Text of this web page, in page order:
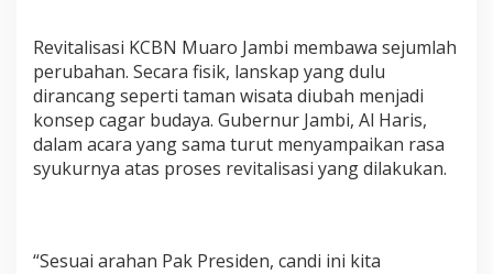
Revitalisasi KCBN Muaro Jambi membawa sejumlah
perubahan. Secara fisik, lanskap yang dulu
dirancang seperti taman wisata diubah menjadi
konsep cagar budaya. Gubernur Jambi, Al Haris,
dalam acara yang sama turut menyampaikan rasa
syukurnya atas proses revitalisasi yang dilakukan.
“Sesuai arahan Pak Presiden, candi ini kita